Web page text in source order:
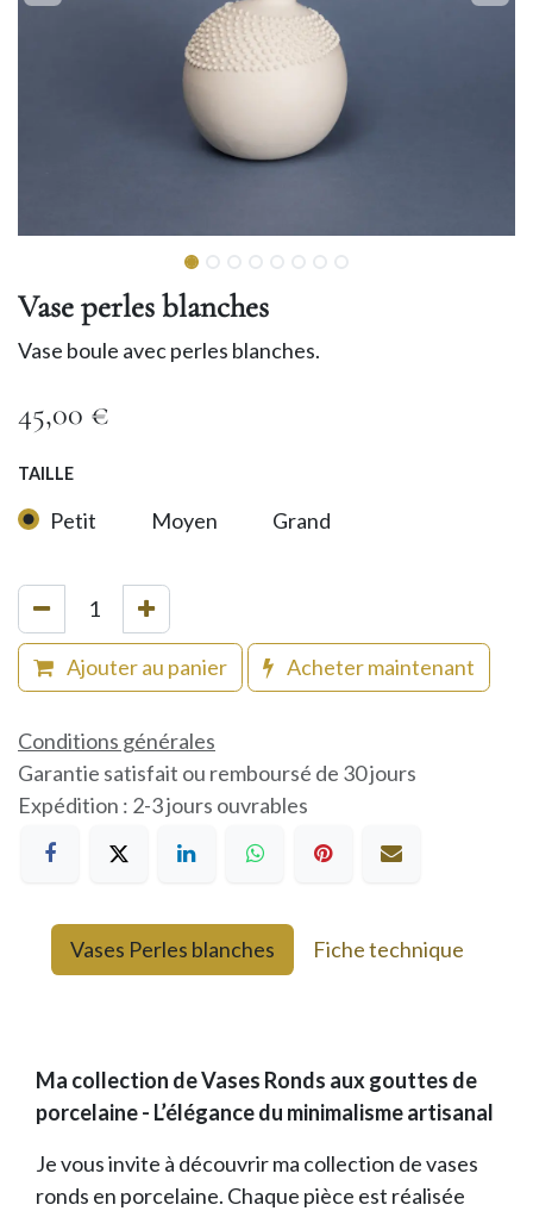
Vase perles blanches
Vase boule avec perles blanches.
45,00 €
TAILLE
Petit Moyen Grand
Ajouter au panier Acheter maintenant
Conditions générales
Garantie satisfait ou remboursé de 30 jours
Expédition : 2-3 jours ouvrables
Vases Perles blanches Fiche technique
Ma collection de Vases Ronds aux gouttes de
porcelaine - L’élégance du minimalisme artisanal
Je vous invite à découvrir ma collection de vases
ronds en porcelaine. Chaque pièce est réalisée